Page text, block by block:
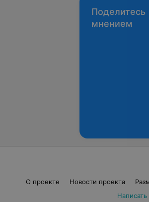
Поделитесь
мнением
О проекте Новости проекта